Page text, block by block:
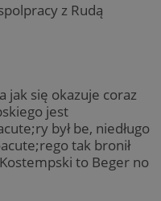
z Rudą
jak się okazuje coraz
jest
był be, niedługo
tak bronił
to Beger no